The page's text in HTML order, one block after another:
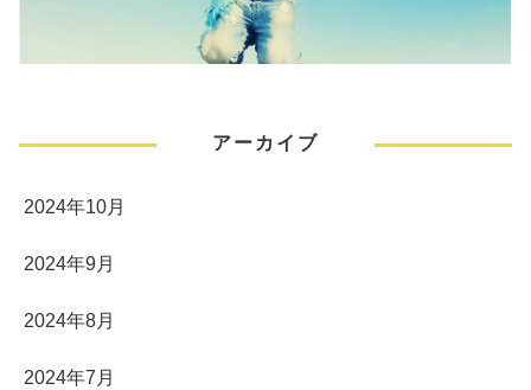
アーカイブ
2024年10月
2024年9月
2024年8月
2024年7月